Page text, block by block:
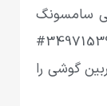
سامسونگ
به کمک شما می‌آید. به کمک کد { *#34971539#
گوشی را